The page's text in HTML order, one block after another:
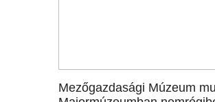
Mezőgazdasági Múzeum